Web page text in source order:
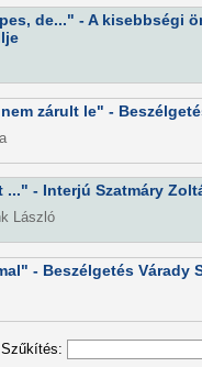
de..." - A kisebbségi
zárult le" -
..." - Interjú Szatmáry
László
- Beszélgetés Várady
Szűkítés: